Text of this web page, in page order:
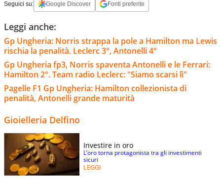
Seguici su: Google Discover Fonti preferite
Leggi anche:
Gp Ungheria: Norris strappa la pole a Hamilton ma Lewis
rischia la penalità. Leclerc 3°, Antonelli 4°
Gp Ungheria fp3, Norris spaventa Antonelli e le Ferrari:
Hamilton 2°. Team radio Leclerc: "Siamo scarsi lì"
Pagelle F1 Gp Ungheria: Hamilton collezionista di
penalità, Antonelli grande maturità
Gioielleria Delfino
Investire in oro
L’oro torna protagonista tra gli investimenti
sicuri
LEGGI